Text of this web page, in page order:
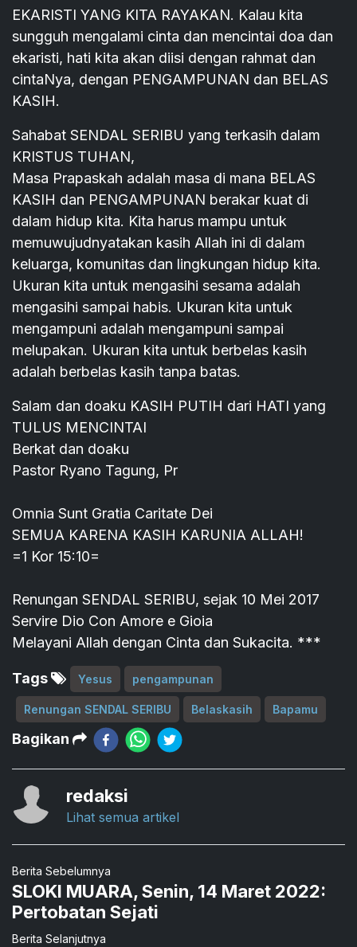
EKARISTI YANG KITA RAYAKAN. Kalau kita
sungguh mengalami cinta dan mencintai doa dan
ekaristi, hati kita akan diisi dengan rahmat dan
cintaNya, dengan PENGAMPUNAN dan BELAS
KASIH.
Sahabat SENDAL SERIBU yang terkasih dalam
KRISTUS TUHAN,
Masa Prapaskah adalah masa di mana BELAS
KASIH dan PENGAMPUNAN berakar kuat di
dalam hidup kita. Kita harus mampu untuk
memuwujudnyatakan kasih Allah ini di dalam
keluarga, komunitas dan lingkungan hidup kita.
Ukuran kita untuk mengasihi sesama adalah
mengasihi sampai habis. Ukuran kita untuk
mengampuni adalah mengampuni sampai
melupakan. Ukuran kita untuk berbelas kasih
adalah berbelas kasih tanpa batas.
Salam dan doaku KASIH PUTIH dari HATI yang
TULUS MENCINTAI
Berkat dan doaku
Pastor Ryano Tagung, Pr
Omnia Sunt Gratia Caritate Dei
SEMUA KARENA KASIH KARUNIA ALLAH!
=1 Kor 15:10=
Renungan SENDAL SERIBU, sejak 10 Mei 2017
Servire Dio Con Amore e Gioia
Melayani Allah dengan Cinta dan Sukacita. ***
Tags Yesus pengampunan
Renungan SENDAL SERIBU Belaskasih Bapamu
Bagikan
redaksi
Lihat semua artikel
Berita Sebelumnya
SLOKI MUARA, Senin, 14 Maret 2022:
Pertobatan Sejati
Berita Selanjutnya